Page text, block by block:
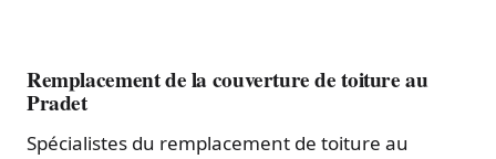
Remplacement de la couverture de toiture au
Pradet
Spécialistes du remplacement de toiture au